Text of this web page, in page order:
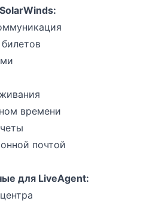
времени
почтой
для LiveAgent: